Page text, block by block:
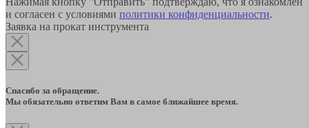
и согласен с условиями политики конфиденциальности.
Заявка на прокат инструмента
Спасибо за обращение.
Мы обязательно ответим Вам в самое ближайшее время.